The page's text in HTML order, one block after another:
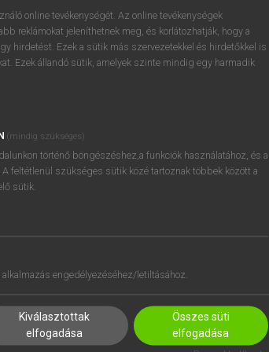
próbaverziójának elindításához
regisztrálok ésbelépek.
REGISZTRÁCIÓ
online tevékenységét. Az online tevékenységek
reklámokat jeleníthetnek meg, és korlátozhatják, hogy a
hirdetést. Ezek a sütik más szervezetekkel és hirdetőkkel is
Ezek állandó sütik, amelyek szinte mindig egy harmadik
(mindig szükséges)
történő böngészéshez,a funkciók használatához, és a
feltétlenül szükséges sütik közé tartoznak többek között a
sütik.
engedélyezéséhez/letiltásához.
Kiválasztottak
elfogadása
Összes süti
elfogadása